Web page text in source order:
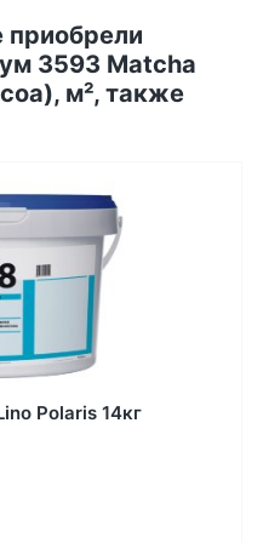
приобрели
3593 Matcha
м², также
Polaris 14кг